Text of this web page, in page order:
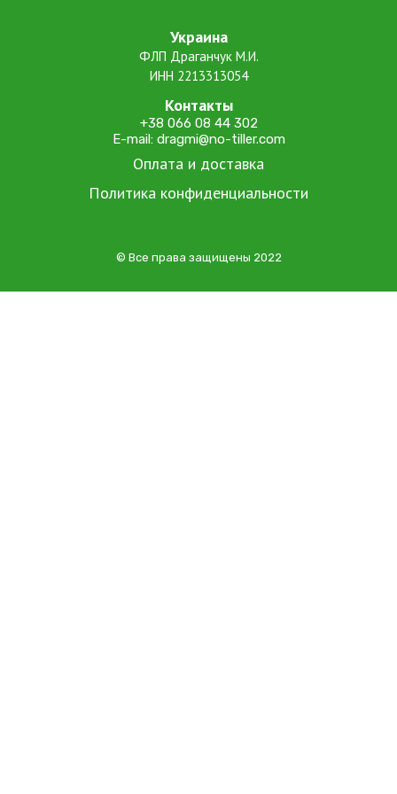
Украина
ФЛП Драганчук М.И.
ИНН 2213313054
Контакты
+38 066 08 44 302
E-mail: dragmi@no-tiller.com
Оплата и доставка
Политика конфиденциальности
© Все права защищены 2022